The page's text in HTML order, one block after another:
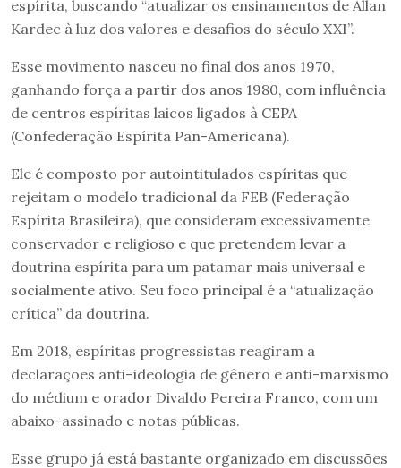
espírita, buscando “atualizar os ensinamentos de Allan
Kardec à luz dos valores e desafios do século XXI”.
Esse movimento nasceu no final dos anos 1970,
ganhando força a partir dos anos 1980, com influência
de centros espíritas laicos ligados à CEPA
(Confederação Espírita Pan-Americana).
Ele é composto por autointitulados espíritas que
rejeitam o modelo tradicional da FEB (Federação
Espírita Brasileira), que consideram excessivamente
conservador e religioso e que pretendem levar a
doutrina espírita para um patamar mais universal e
socialmente ativo. Seu foco principal é a “atualização
crítica” da doutrina.
Em 2018, espíritas progressistas reagiram a
declarações anti–ideologia de gênero e anti-marxismo
do médium e orador Divaldo Pereira Franco, com um
abaixo-assinado e notas públicas.
Esse grupo já está bastante organizado em discussões